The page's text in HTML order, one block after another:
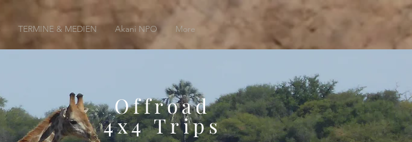
TERMINE & MEDIEN Akani NPO More
Offroad
4x4 Trips